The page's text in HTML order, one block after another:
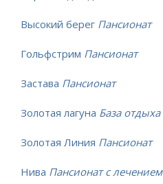
Высокий берег Пансионат
Гольфстрим Пансионат
Застава Пансионат
Золотая лагуна База отдыха
Золотая Линия Пансионат
Нива Пансионат с лечением